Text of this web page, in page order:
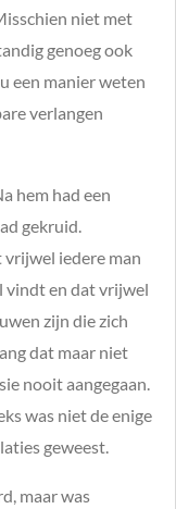
niet met
genoeg ook
een manier weten
verlangen
hem had een
gekruid.
iedere man
vindt en dat vrijwel
zijn die zich
dat maar niet
nooit aangegaan.
was niet de enige
geweest.
maar was